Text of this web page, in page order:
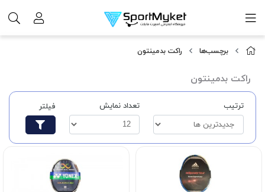
برچسب‌ها راکت بدمینتون
راکت بدمینتون
ترتیب تعداد نمایش فیلتر